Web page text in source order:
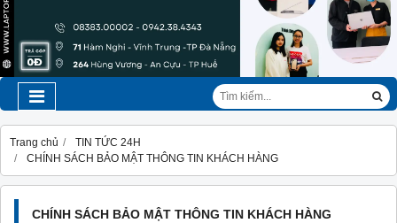
Trang chủ
TIN TỨC 24H
CHÍNH SÁCH BẢO MẬT THÔNG TIN KHÁCH HÀNG
CHÍNH SÁCH BẢO MẬT THÔNG TIN KHÁCH HÀNG